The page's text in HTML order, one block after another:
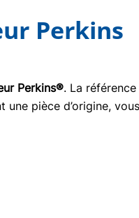
Perkins
Perkins®. La référence
pièce d’origine,